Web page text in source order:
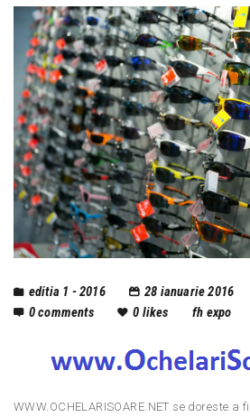
editia 1 - 2016 28 ianuarie 2016
0comments 0 likes fh expo
WWW.OCHELARISOARE.NET se doreste a